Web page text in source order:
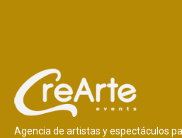
Agencia de artistas y espectáculos